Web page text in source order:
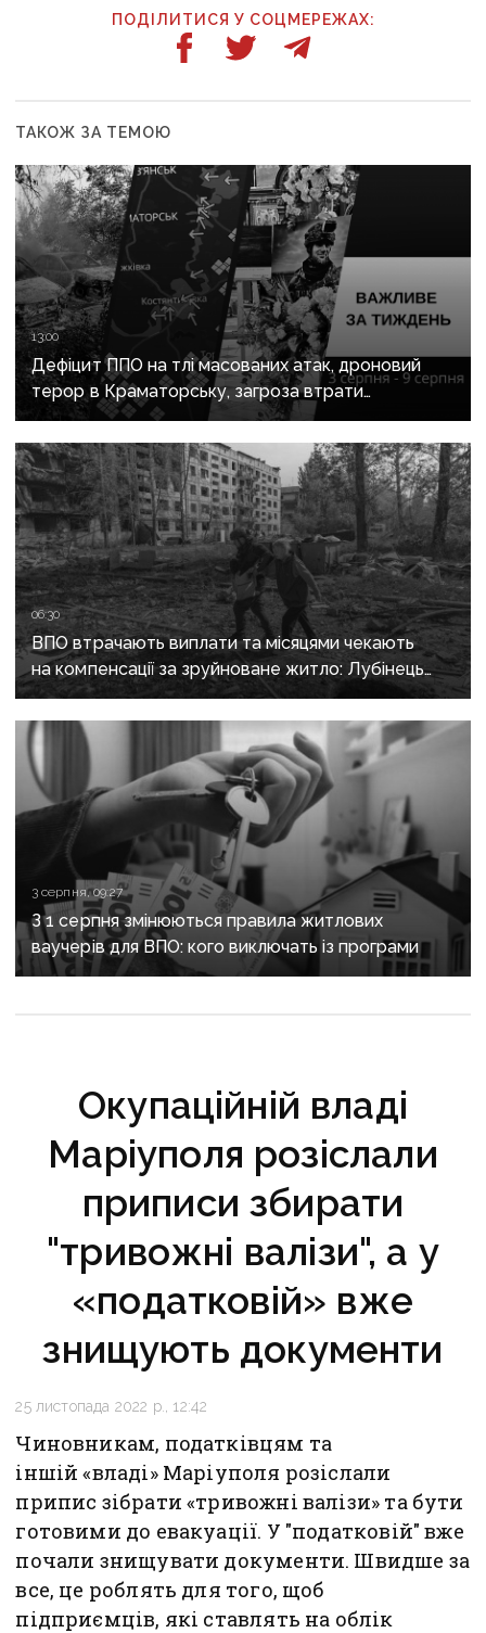
ПОДІЛИТИСЯ У СОЦМЕРЕЖАХ:
ТАКОЖ ЗА ТЕМОЮ
13:00
Дефіцит ППО на тлі масованих атак, дроновий
терор в Краматорську, загроза втрати
Костянтинівки та прощання з Олексієм Юковим:
важливе за тиждень
06:30
ВПО втрачають виплати та місяцями чекають
на компенсації за зруйноване житло: Лубінець
вимагає змін від уряду
3 серпня, 09:27
З 1 серпня змінюються правила житлових
ваучерів для ВПО: кого виключать із програми
Окупаційній владі
Маріуполя розіслали
приписи збирати
"тривожні валізи", а у
«податковій» вже
знищують документи
25 листопада 2022 р., 12:42
Чиновникам, податківцям та
іншій «владі» Маріуполя розіслали
припис зібрати «тривожні валізи» та бути
готовими до евакуації. У "податковій" вже
почали знищувати документи. Швидше за
все, це роблять для того, щоб
підприємців, які ставлять на облік